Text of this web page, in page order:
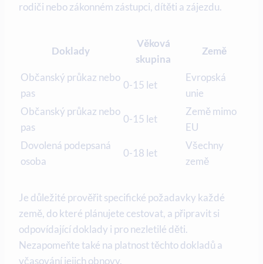
rodiči nebo zákonném zástupci, dítěti a zájezdu.
Doklady
Věková
skupina
Země
Občanský průkaz nebo
pas
0-15 let
Evropská
unie
Občanský průkaz nebo
pas
0-15 let
Země mimo
EU
Dovolená podepsaná
osoba
0-18 let
Všechny
země
Je důležité prověřit specifické požadavky každé
země, do které plánujete cestovat, a připravit si
odpovídající doklady i pro nezletilé děti.
Nezapomeňte také na platnost těchto dokladů a
včasování jejich obnovy.